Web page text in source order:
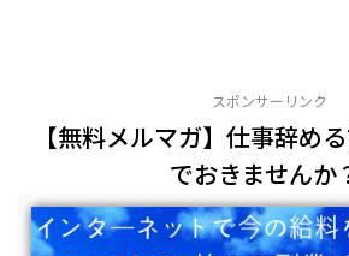
スポンサーリンク
【無料メルマガ】仕事辞め
でおきませんか